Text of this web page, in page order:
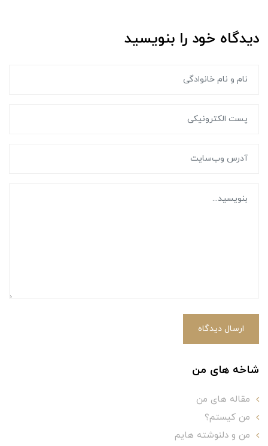
دیدگاه خود را بنویسید
ارسال دیدگاه
شاخه های من
مقاله های من
من کیستم؟
من و دلنوشته هایم